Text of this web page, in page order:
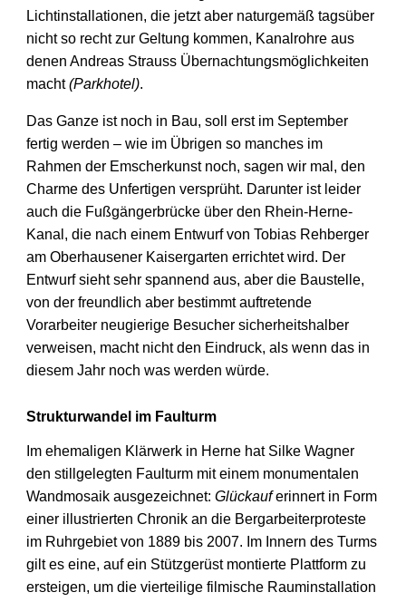
Lichtinstallationen, die jetzt aber naturgemäß tagsüber
nicht so recht zur Geltung kommen, Kanalrohre aus
denen Andreas Strauss Übernachtungs­möglichkeiten
macht(Parkhotel).
Das Ganze ist noch in Bau, soll erst im September
fertig werden – wie im Übrigen so manches im
Rahmen der Emscherkunst noch, sagen wir mal, den
Charme des Unfertigen versprüht. Darunter ist leider
auch die Fußgängerbrücke über den Rhein-Herne-
Kanal, die nach einem Entwurf von Tobias Rehberger
am Oberhausener Kaisergarten errichtet wird. Der
Entwurf sieht sehr spannend aus, aber die Baustelle,
von der freundlich aber bestimmt auftretende
Vorarbeiter neugierige Besucher sicherheitshalber
verweisen, macht nicht den Eindruck, als wenn das in
diesem Jahr noch was werden würde.
Strukturwandel im Faulturm
Im ehemaligen Klärwerk in Herne hat Silke Wagner
den stillgelegten Faulturm mit einem monumentalen
Wandmosaik ausgezeichnet: Glückauferinnert in Form
einer illustrierten Chronik an die Bergarbeiterproteste
im Ruhrgebiet von 1889 bis 2007. Im Innern des Turms
gilt es eine, auf ein Stützgerüst montierte Plattform zu
ersteigen, um die vierteilige filmische Rauminstallation